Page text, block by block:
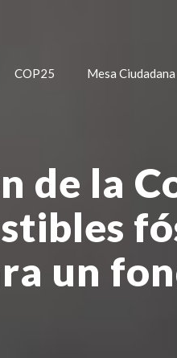
COP25 Mesa Ciudadana
la
un